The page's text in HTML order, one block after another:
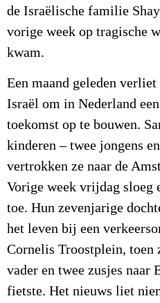
de Israëlische familie
vorige week op tragische
kwam.
Een maand geleden
Israël om in Nederland
toekomst op te bouwen.
kinderen – twee jongens
vertrokken ze naar de
Vorige week vrijdag sloeg
toe. Hun zevenjarige
het leven bij een
Cornelis Troostplein, toen
vader en twee zusjes naar
fietste. Het nieuws liet